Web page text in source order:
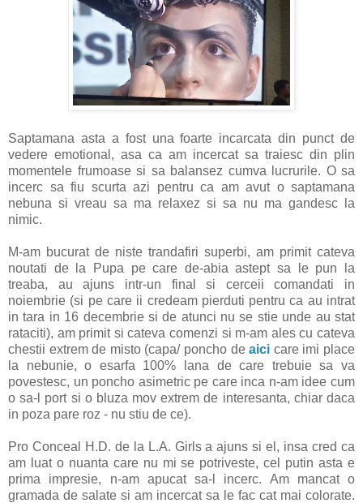
Saptamana asta a fost una foarte incarcata din punct de
vedere emotional, asa ca am incercat sa traiesc din plin
momentele frumoase si sa balansez cumva lucrurile. O sa
incerc sa fiu scurta azi pentru ca am avut o saptamana
nebuna si vreau sa ma relaxez si sa nu ma gandesc la
nimic.
M-am bucurat de niste trandafiri superbi, am primit cateva
noutati de la Pupa pe care de-abia astept sa le pun la
treaba, au ajuns intr-un final si cerceii comandati in
noiembrie (si pe care ii credeam pierduti pentru ca au intrat
in tara in 16 decembrie si de atunci nu se stie unde au stat
rataciti), am primit si cateva comenzi si m-am ales cu cateva
chestii extrem de misto (capa/ poncho deaici care imi place
la nebunie, o esarfa 100% lana de care trebuie sa va
povestesc, un poncho asimetric pe care inca n-am idee cum
o sa-l port si o bluza mov extrem de interesanta, chiar daca
in poza pare roz - nu stiu de ce).
Pro Conceal H.D. de la L.A. Girls a ajuns si el, insa cred ca
am luat o nuanta care nu mi se potriveste, cel putin asta e
prima impresie, n-am apucat sa-l incerc. Am mancat o
gramada de salate si am incercat sa le fac cat mai colorate.